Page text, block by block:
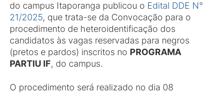
do campus Itaporanga publicou o Edital DDE N°
21/2025, que trata-se da Convocação para o
procedimento de heteroidentificação dos
candidatos às vagas reservadas para negros
(pretos e pardos) inscritos no PROGRAMA
PARTIU IF, do campus.
O procedimento será realizado no dia 08